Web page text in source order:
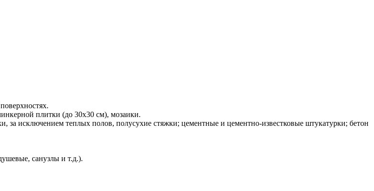
плитки (до 30х30 см), мозаики.
исключением теплых полов, полусухие стяжки; цементные и цементно-известковые штукатурки; бетон
санузлы и т.д.).